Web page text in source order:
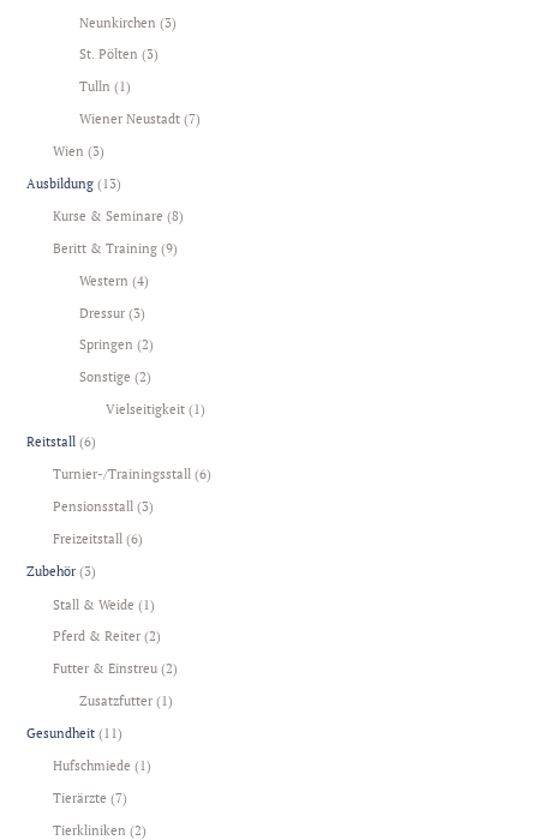
Neunkirchen (3)
St. Pölten (3)
Tulln (1)
Wiener Neustadt (7)
Wien (3)
Ausbildung (13)
Kurse & Seminare (8)
Beritt & Training (9)
Western (4)
Dressur (3)
Springen (2)
Sonstige (2)
Vielseitigkeit(1)
Reitstall (6)
Turnier-/Trainingsstall (6)
Pensionsstall (3)
Freizeitstall (6)
Zubehör (3)
Stall & Weide (1)
Pferd & Reiter (2)
Futter & Einstreu (2)
Zusatzfutter (1)
Gesundheit (11)
Hufschmiede (1)
Tierärzte (7)
Tierkliniken (2)